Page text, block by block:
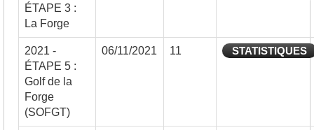
ÉTAPE 3 :
La Forge
2021 -
ÉTAPE 5 :
Golf de la
Forge
(SOFGT)
06/11/2021 11 STATISTIQUES